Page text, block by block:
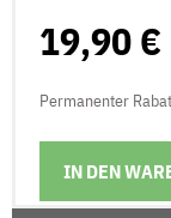
19,90 €
Permanenter
IN DEN